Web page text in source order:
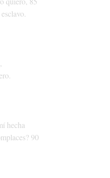
esclavo.
hecha
90